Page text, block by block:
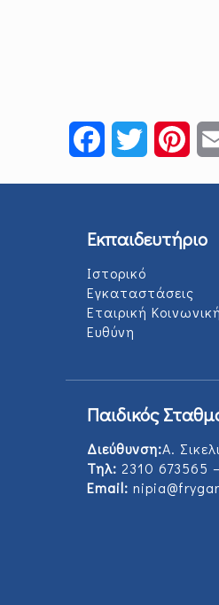
FacebookTwitter
Εκπαιδευτήριο
Ιστορικό
Εγκαταστάσεις
Εταιρική Κοινωνική
Ευθύνη
Παιδικός
Διεύθυνση:Α.
Τηλ: 2310 673565
Email: